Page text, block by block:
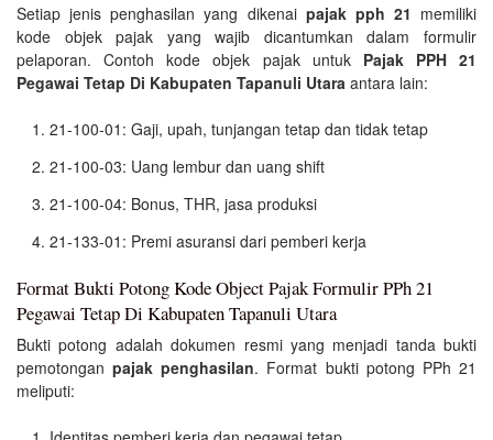
Setiap jenis penghasilan yang dikenai pajak pph 21 memiliki
kode objek pajak yang wajib dicantumkan dalam formulir
pelaporan. Contoh kode objek pajak untuk Pajak PPH 21
Pegawai Tetap Di Kabupaten Tapanuli Utara antara lain:
21-100-01: Gaji, upah, tunjangan tetap dan tidak tetap
21-100-03: Uang lembur dan uang shift
21-100-04: Bonus, THR, jasa produksi
21-133-01: Premi asuransi dari pemberi kerja
Format Bukti Potong Kode Object Pajak Formulir PPh 21
Pegawai Tetap Di Kabupaten Tapanuli Utara
Bukti potong adalah dokumen resmi yang menjadi tanda bukti
pemotonganpajak penghasilan. Format bukti potong PPh 21
meliputi: